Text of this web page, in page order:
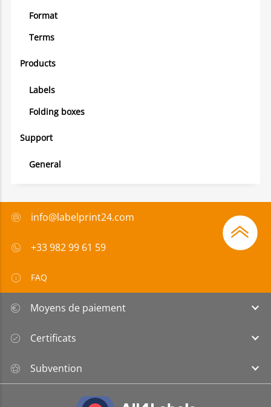
Format
Terms
Products
Labels
Folding boxes
Support
General
info@labelprint24.com
+33 982 99 61 59
FAQ
Moyens de paiement
Certificats
Subvention